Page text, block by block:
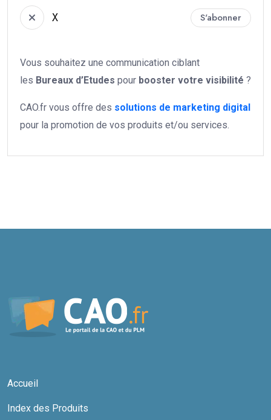
X S'abonner
Vous souhaitez une communication ciblant
les Bureaux d’Etudes pour booster votre visibilité ?
CAO.fr vous offre des solutions de marketing digital
pour la promotion de vos produits et/ou services.
Accueil
Index des Produits